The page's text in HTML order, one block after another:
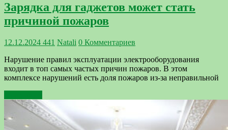
Зарядка для гаджетов может стать
причиной пожаров
12.12.2024 441 Natali 0 Комментариев
Нарушение правил эксплуатации электрооборудования
входит в топ самых частых причин пожаров. В этом
комплексе нарушений есть доля пожаров из-за неправильной